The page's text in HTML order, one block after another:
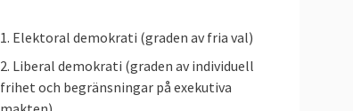
1. Elektoral demokrati (graden av fria val)
2. Liberal demokrati (graden av individuell
frihet och begränsningar på exekutiva